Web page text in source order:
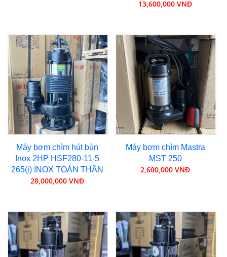
13,600,000 VNĐ
Máy bơm chìm hút bùn
Inox 2HP HSF280-11-5
265(i) INOX TOÀN THÂN
28,000,000 VNĐ
Máy bơm chìm Mastra
MST 250
2,600,000 VNĐ